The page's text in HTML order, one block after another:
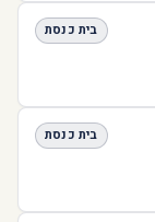
בית כנסת
בית כנסת